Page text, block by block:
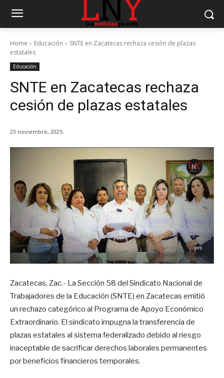
Home Educación
SNTE en Zacatecas rechaza cesión de plazas
estatales
Educación
SNTE en Zacatecas rechaza
cesión de plazas estatales
23 noviembre, 2025
Zacatecas, Zac.- La Sección 58 del Sindicato Nacional de
Trabajadores de la Educación (SNTE) en Zacatecas emitió
un rechazo categórico al Programa de Apoyo Económico
Extraordinario. El sindicato impugna la transferencia de
plazas estatales al sistema federalizado debido al riesgo
inaceptable de sacrificar derechos laborales permanentes
por beneficios financieros temporales.